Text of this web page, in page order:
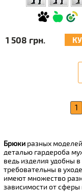
1 508 грн.
1
Брюки разных
деталью гардероба
ведь изделия удобны
требовательны в
имеют множество
зависимости от